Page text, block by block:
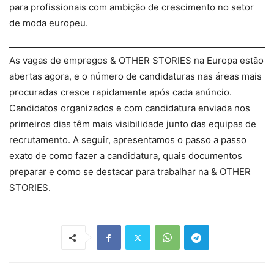
para profissionais com ambição de crescimento no setor
de moda europeu.
As vagas de empregos & OTHER STORIES na Europa estão
abertas agora, e o número de candidaturas nas áreas mais
procuradas cresce rapidamente após cada anúncio.
Candidatos organizados e com candidatura enviada nos
primeiros dias têm mais visibilidade junto das equipas de
recrutamento. A seguir, apresentamos o passo a passo
exato de como fazer a candidatura, quais documentos
preparar e como se destacar para trabalhar na & OTHER
STORIES.